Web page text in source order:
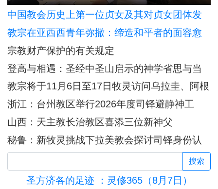
中国教会历史上第一位贞女及其对贞女团体发
展的深远影响
教宗在亚西西青年弥撒：缔造和平者的面容愈
加肖似基督
宗教财产保护的有关规定
登高与相遇：圣经中圣山启示的神学省思与当
代意义
教宗将于11月6日至17日牧灵访问乌拉圭、阿根
廷和秘鲁
浙江：台州教区举行2026年度司铎避静神工
山西：天主教长治教区喜添三位新神父
秘鲁：新牧灵挑战下拉美教会探讨司铎身份认
同
搜索
圣方济各的足迹 ：灵修365（8月7日）